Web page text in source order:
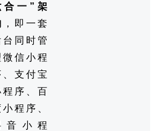
合一”架
，即一套
台同时管
微信小程
、支付宝
程序、百
小程序、
音小程